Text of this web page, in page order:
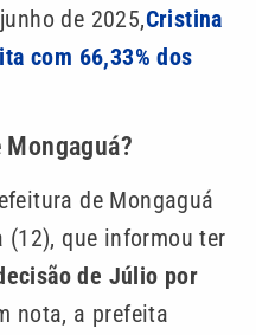
de 2025,Cristina
com 66,33% dos
de Mongaguá
(12), que informou ter
de Júlio por
nota, a prefeita